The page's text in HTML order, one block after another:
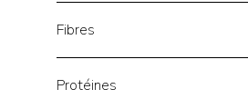
Fibres
Protéines